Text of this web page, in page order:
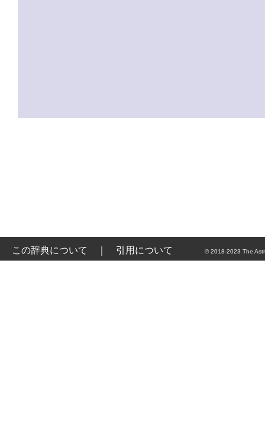
この辞典について 引用について © 2018-2023 The